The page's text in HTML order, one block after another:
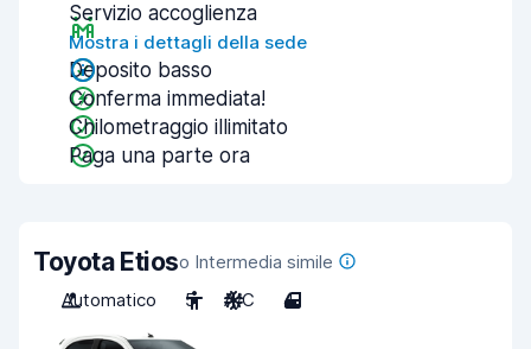
Servizio accoglienza
Mostra i dettagli della sede
Deposito basso
Conferma immediata!
Chilometraggio illimitato
Paga una parte ora
Toyota Etioso Intermedia simile
Automatico
5 A/C 4